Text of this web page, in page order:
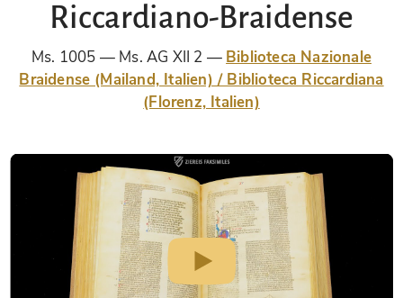
Riccardiano-Braidense
Ms. 1005 — Ms. AG XII 2
Biblioteca Nazionale
Braidense (Mailand, Italien) / Biblioteca Riccardiana
(Florenz, Italien)